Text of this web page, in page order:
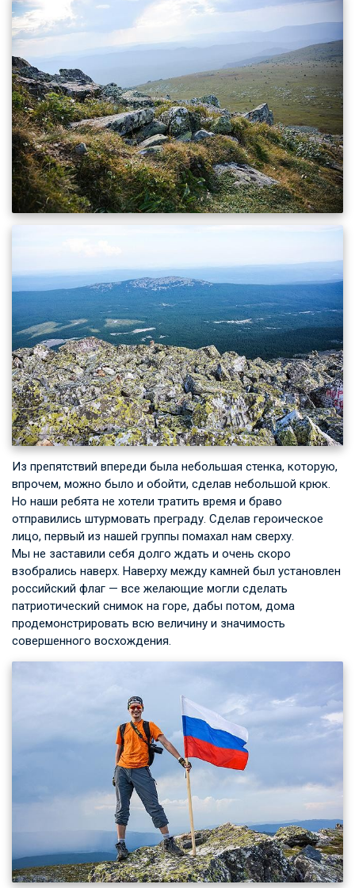
Из препятствий впереди была небольшая стенка, которую,
впрочем, можно было и обойти, сделав небольшой крюк.
Но наши ребята не хотели тратить время и браво
отправились штурмовать преграду. Сделав героическое
лицо, первый из нашей группы помахал нам сверху.
Мы не заставили себя долго ждать и очень скоро
взобрались наверх. Наверху между камней был установлен
российский флаг — все желающие могли сделать
патриотический снимок на горе, дабы потом, дома
продемонстрировать всю величину и значимость
совершенного восхождения.